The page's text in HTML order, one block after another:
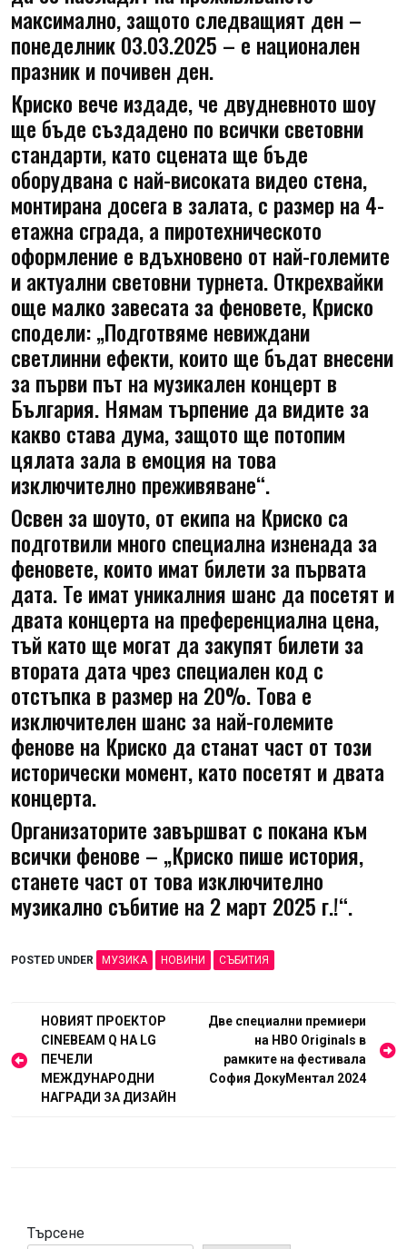
максимално, защото следващият ден –
понеделник 03.03.2025 – е национален
празник и почивен ден.
Криско вече издаде, че двудневното шоу
ще бъде създадено по всички световни
стандарти, като сцената ще бъде
оборудвана с най-високата видео стена,
монтирана досега в залата, с размер на 4-
етажна сграда, а пиротехническото
оформление е вдъхновено от най-големите
и актуални световни турнета. Открехвайки
още малко завесата за феновете, Криско
сподели: „Подготвяме невиждани
светлинни ефекти, които ще бъдат внесени
за първи път на музикален концерт в
България. Нямам търпение да видите за
какво става дума, защото ще потопим
цялата зала в емоция на това
изключително преживяване“.
Освен за шоуто, от екипа на Криско са
подготвили много специална изненада за
феновете, които имат билети за първата
дата. Те имат уникалния шанс да посетят и
двата концерта на преференциална цена,
тъй като ще могат да закупят билети за
втората дата чрез специален код с
отстъпка в размер на 20%. Това е
изключителен шанс за най-големите
фенове на Криско да станат част от този
исторически момент, като посетят и двата
концерта.
Организаторите завършват с покана към
всички фенове – „Криско пише история,
станете част от това изключително
музикално събитие на 2 март 2025 г.!“.
POSTED UNDER МУЗИКА НОВИНИ СЪБИТИЯ
Навигация
НОВИЯТ ПРОЕКТОР
CINEBEAM Q НА LG
ПЕЧЕЛИ
МЕЖДУНАРОДНИ
НАГРАДИ ЗА ДИЗАЙН
Две специални премиери
на HBO Originals в
рамките на фестивала
София ДокуМентал 2024
Търсене